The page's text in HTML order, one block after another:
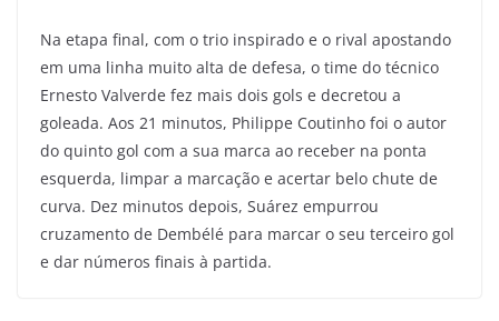
Na etapa final, com o trio inspirado e o rival apostando
em uma linha muito alta de defesa, o time do técnico
Ernesto Valverde fez mais dois gols e decretou a
goleada. Aos 21 minutos, Philippe Coutinho foi o autor
do quinto gol com a sua marca ao receber na ponta
esquerda, limpar a marcação e acertar belo chute de
curva. Dez minutos depois, Suárez empurrou
cruzamento de Dembélé para marcar o seu terceiro gol
e dar números finais à partida.